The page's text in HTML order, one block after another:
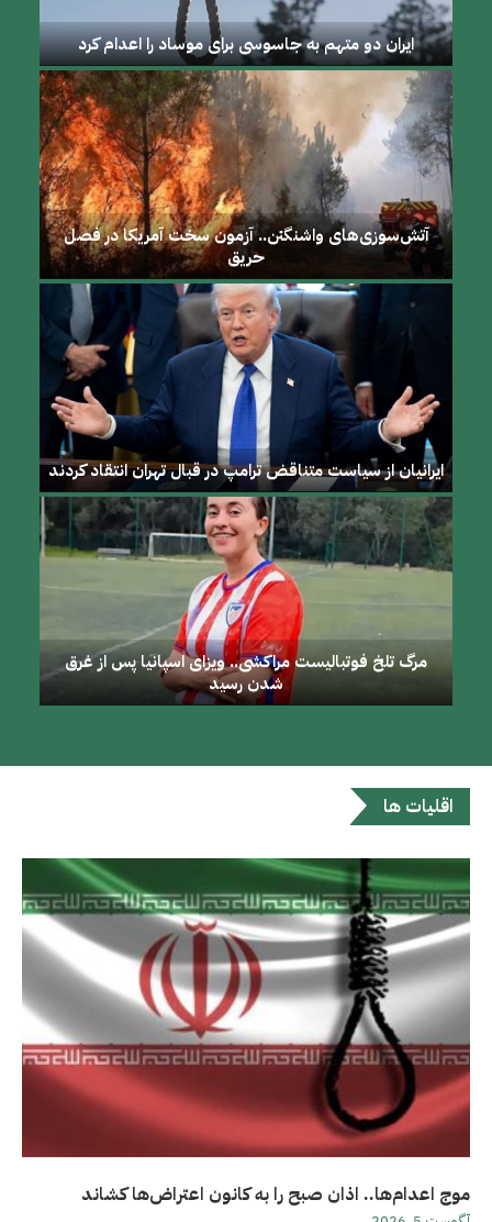
ایران دو متهم به جاسوسی برای موساد را اعدام کرد
آتش‌سوزی‌های واشنگتن.. آزمون سخت آمریکا در فصل
حریق
ایرانیان از سیاست متناقض ترامپ در قبال تهران انتقاد کردند
مرگ تلخ فوتبالیست مراکشی.. ویزای اسپانیا پس از غرق
شدن رسید
اقليات ها
موج اعدام‌ها.. اذان صبح را به کانون اعتراض‌ها کشاند